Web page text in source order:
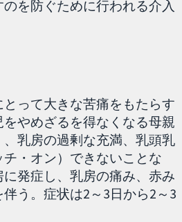
を防ぐために行われる介入
って大きな苦痛をもたらす
やめざるを得なくなる母親
乳房の過剰な充満、乳頭乳
・オン）できないことな
発症し、乳房の痛み、赤み
う。症状は2～3日から2～3